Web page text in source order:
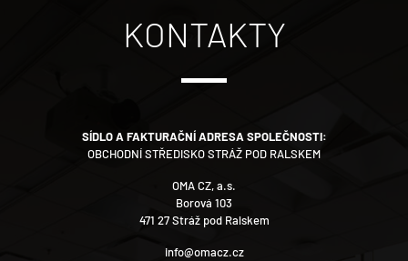
KONTAKTY
SÍDLO A FAKTURAČNÍ ADRESA SPOLEČNOSTI:
OBCHODNÍ STŘEDISKO STRÁŽ POD RALSKEM
OMA CZ, a.s.
Borová 103
471 27 Stráž pod Ralskem
info@omacz.cz